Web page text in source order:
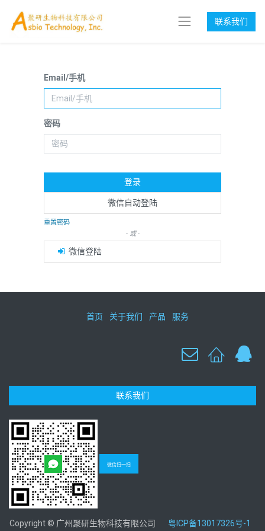
联系我们
Email/手机
密码
登录
微信自动登陆
重置密码
- 或 -
微信登陆
首页 关于我们 产品 服务
联系我们
微信扫一扫
Copyright © 广州聚研生物科技有限公司 粤ICP备13017326号-1